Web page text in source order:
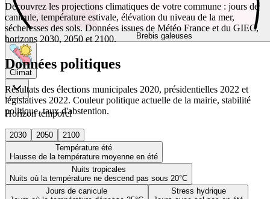
Brebis galeuses
Climat
Horizon temporel
2030 2050
2100
Température été
Hausse de la température moyenne en été
Nuits tropicales
Nuits où la température ne descend pas sous 20°C
Jours de canicule
Stress hydrique
Découvrez les projections climatiques de votre commune : jours de
canicule, température estivale, élévation du niveau de la mer,
sécheresses des sols. Données issues de Météo France et du GIEC,
horizons 2030, 2050 et 2100.
Données politiques
Résultats des élections municipales 2020, présidentielles 2022 et
législatives 2022. Couleur politique actuelle de la mairie, stabilité
politique, taux d'abstention.